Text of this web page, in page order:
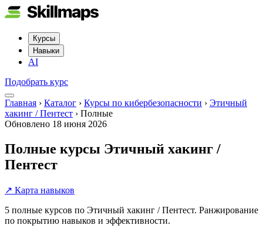
Курсы
Навыки
AI
Подобрать курс
Главная › Каталог › Курсы по кибербезопасности › Этичный
хакинг / Пентест › Полные
Обновлено 18 июня 2026
Полные курсы Этичный хакинг /
Пентест
↗ Карта навыков
5 полные курсов по Этичный хакинг / Пентест. Ранжирование
по покрытию навыков и эффективности.